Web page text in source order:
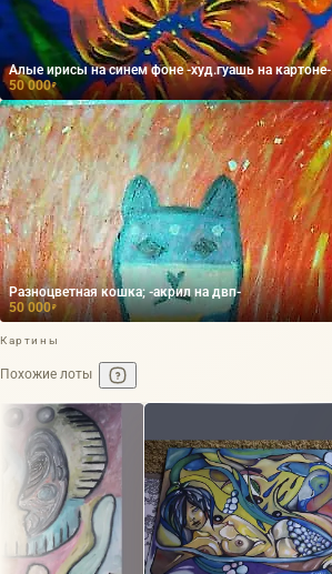
Алые ирисы на синем фоне -худ.гуашь на картоне-
50 000₽
Разноцветная кошка; -акрил на двп-
50 000₽
Картины
Похожие лоты